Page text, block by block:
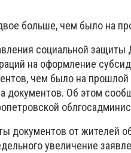
больше, чем было на
социальной
на оформление
чем было на прошлой
документов. Об этом
документов от жителей
увеличение